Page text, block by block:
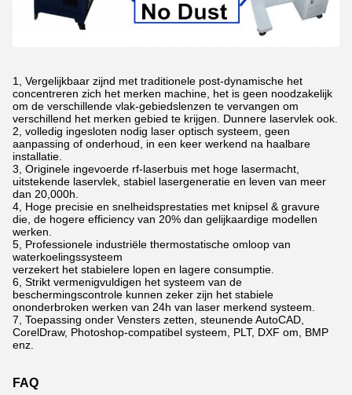
1, Vergelijkbaar zijnd met traditionele post-dynamische het
concentreren zich het merken machine, het is geen noodzakelijk
om de verschillende vlak-gebiedslenzen te vervangen om
verschillend het merken gebied te krijgen. Dunnere laservlek ook.
2, volledig ingesloten nodig laser optisch systeem, geen
aanpassing of onderhoud, in een keer werkend na haalbare
installatie.
3, Originele ingevoerde rf-laserbuis met hoge lasermacht,
uitstekende laservlek, stabiel lasergeneratie en leven van meer
dan 20,000h.
4, Hoge precisie en snelheidsprestaties met knipsel & gravure
die, de hogere efficiency van 20% dan gelijkaardige modellen
werken.
5, Professionele industriële thermostatische omloop van
waterkoelingssysteem
verzekert het stabielere lopen en lagere consumptie.
6, Strikt vermenigvuldigen het systeem van de
beschermingscontrole kunnen zeker zijn het stabiele
ononderbroken werken van 24h van laser merkend systeem.
7, Toepassing onder Vensters zetten, steunende AutoCAD,
CorelDraw, Photoshop-compatibel systeem, PLT, DXF om, BMP
enz.
FAQ